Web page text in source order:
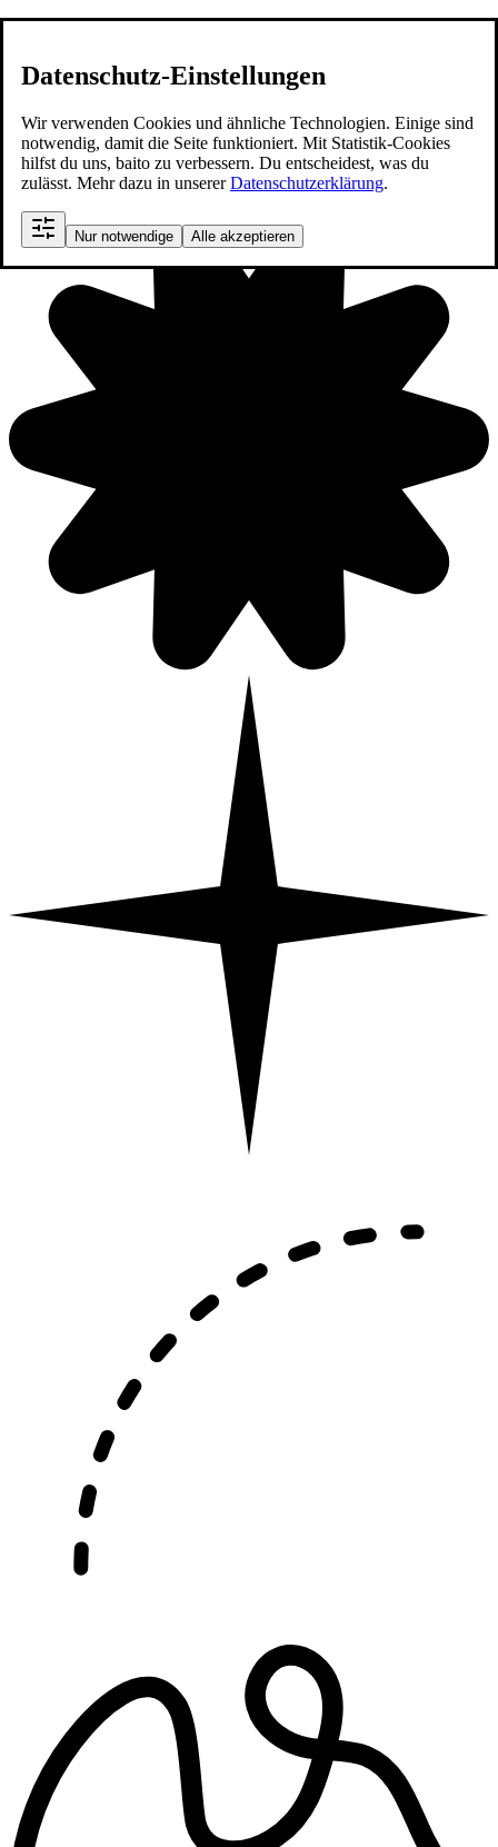
Datenschutz-Einstellungen
Wir verwenden Cookies und ähnliche Technologien. Einige sind
notwendig, damit die Seite funktioniert. Mit Statistik-Cookies
hilfst du uns, baito zu verbessern. Du entscheidest, was du
zulässt. Mehr dazu in unsererDatenschutzerklärung.
Nur notwendige Alle akzeptieren
Start
Tarife
Besoldung
Thüringen